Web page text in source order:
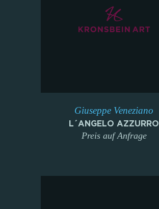
Giuseppe Veneziano
L´ANGELO AZZURRO
Preis auf Anfrage